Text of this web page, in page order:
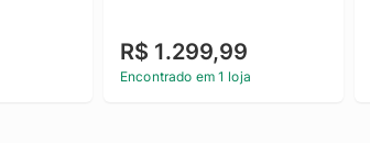
R$ 1.299,99
Encontrado em 1 loja